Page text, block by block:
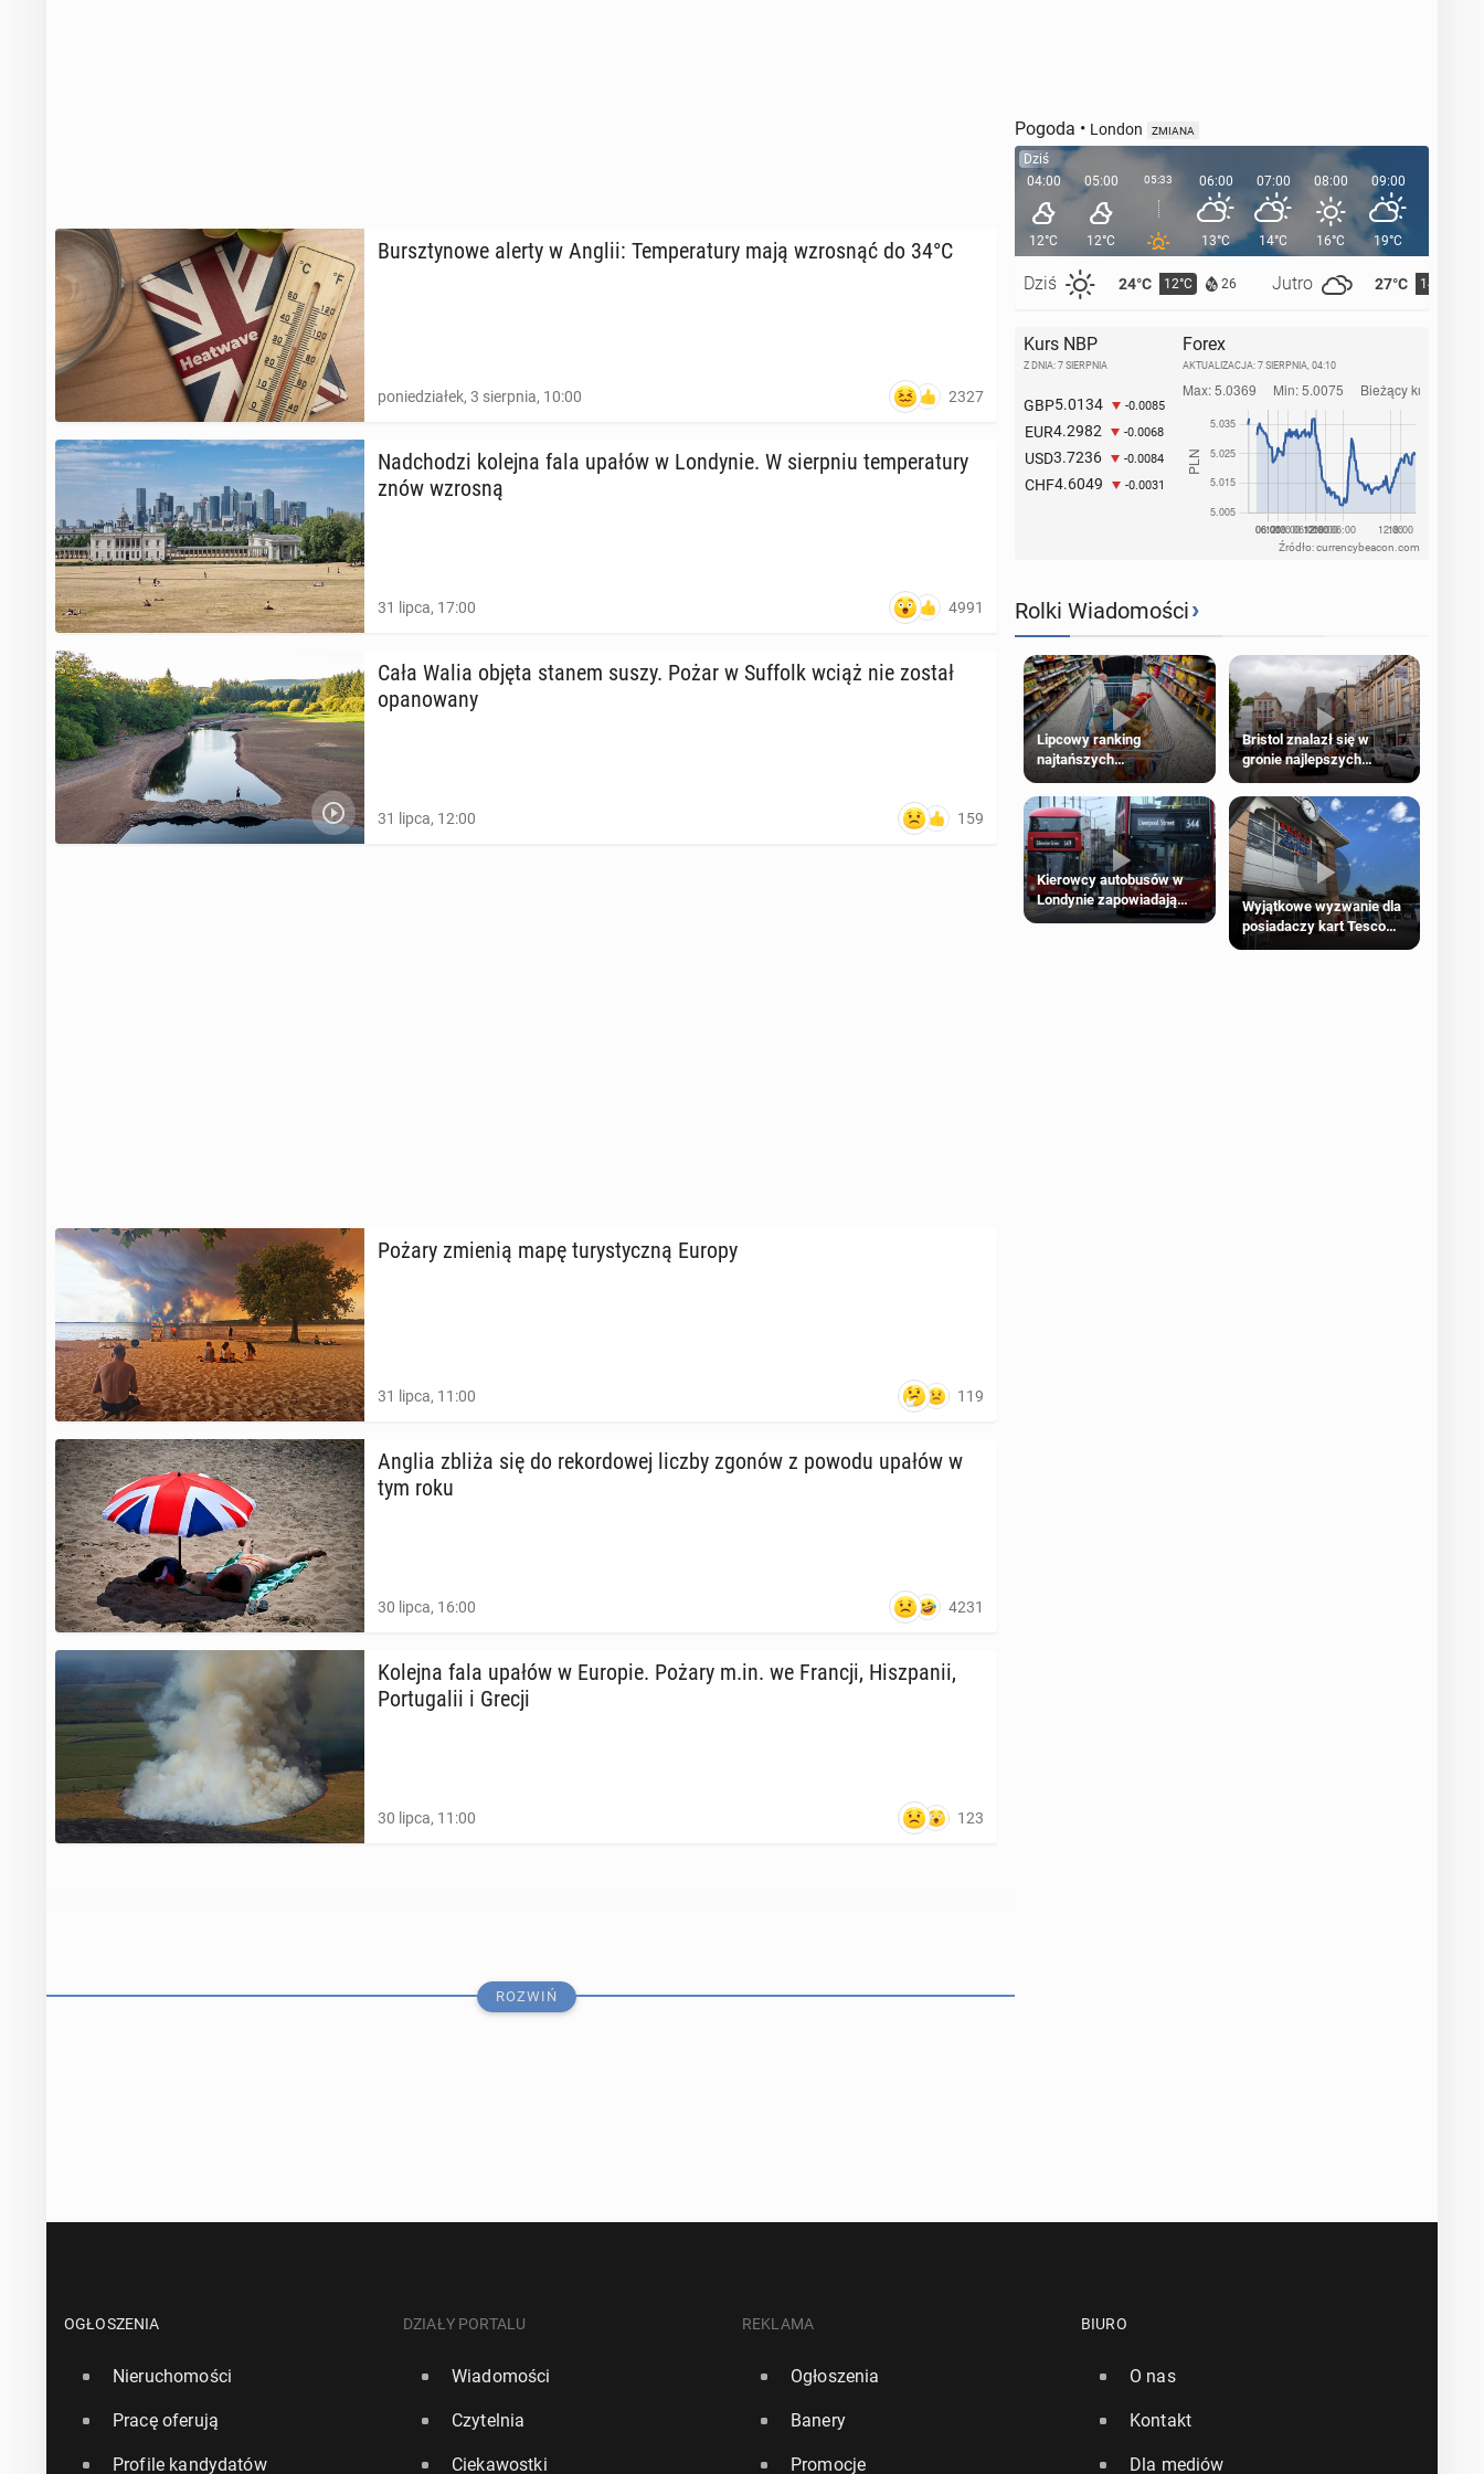
Bursz­ty­no­we alerty w Anglii: Tem­pe­ra­tu­ry mają wzro­snąć do 34°C
poniedziałek, 3 sierpnia, 10:00 2327
Nad­cho­dzi kolejna fala upałów w Lon­dy­nie. W sierp­niu tem­pe­ra­tu­ry
znów wzrosną
31 lipca, 17:00 4991
Cała Walia objęta stanem suszy. Pożar w Suffolk wciąż nie został
opa­no­wa­ny
31 lipca, 12:00 159
Pożary zmienią mapę tu­ry­stycz­ną Europy
31 lipca, 11:00 119
Anglia zbliża się do re­kor­do­wej liczby zgonów z powodu upałów w
tym roku
30 lipca, 16:00 4231
Kolejna fala upałów w Europie. Pożary m.in. we Francji, Hisz­pa­nii,
Por­tu­ga­lii i Grecji
30 lipca, 11:00 123
Li­be­ral­ni De­mo­kra­ci: Każdy nowy dom w UK po­wi­nien mieć kli­ma­ty­
ROZWIŃ
Pogoda • London ZMIANA
Dziś
04:00
12°C
Dziś 24°C 12°C 26 Jutro 27°C 14°C
05:00
12°C
05:33 06:00
13°C
07:00
14°C
08:00
16°C
09:00
19°C
Kurs NBP
Z DNIA: 7 SIERPNIA
GBP5.0134 -0.0085
EUR4.2982 -0.0068
USD3.7236 -0.0084
CHF4.6049 -0.0031
Forex
AKTUALIZACJA: 7 SIERPNIA, 04:10
Źródło: currencybeacon.com
Rolki Wiadomości›
Lipcowy ranking
najtańszych
supermarketów
Bristol znalazł się w
gronie najlepszych
kierunków podróży na
świecie
Kierowcy autobusów w
Londynie zapowiadają
strajki
Wyjątkowe wyzwanie dla
posiadaczy kart Tesco
Clubcard!
OGŁOSZENIA
Nieruchomości
Pracę oferują
Profile kandydatów
DZIAŁY PORTALU
Wiadomości
Czytelnia
Ciekawostki
REKLAMA
Ogłoszenia
Banery
Promocje
BIURO
O nas
Kontakt
Dla mediów